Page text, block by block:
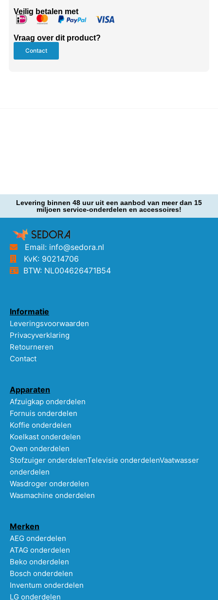
Veilig betalen met
Vraag over dit product?
Contact
Levering binnen 48 uur uit een aanbod van meer dan 15
miljoen service-onderdelen en accessoires!
Email: info@sedora.nl
KvK: 90214706
BTW: NL004626471B54
Informatie
Leveringsvoorwaarden
Privacyverklaring
Retourneren
Contact
Apparaten
Afzuigkap onderdelen
Fornuis onderdelen
Koffie onderdelen
Koelkast onderdelen
Oven onderdelen
Stofzuiger onderdelenTelevisie onderdelenVaatwasser
onderdelen
Wasdroger onderdelen
Wasmachine onderdelen
Merken
AEG onderdelen
ATAG onderdelen
Beko onderdelen
Bosch onderdelen
Inventum onderdelen
LG onderdelen